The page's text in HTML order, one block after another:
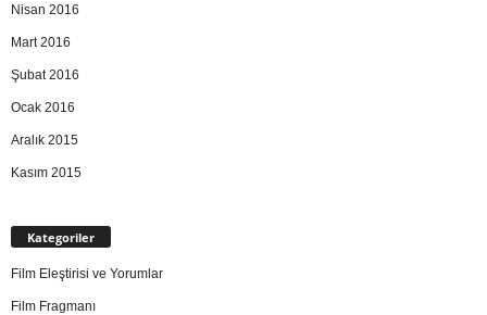
Nisan 2016
Mart 2016
Şubat 2016
Ocak 2016
Aralık 2015
Kasım 2015
Kategoriler
Film Eleştirisi ve Yorumlar
Film Fragmanı